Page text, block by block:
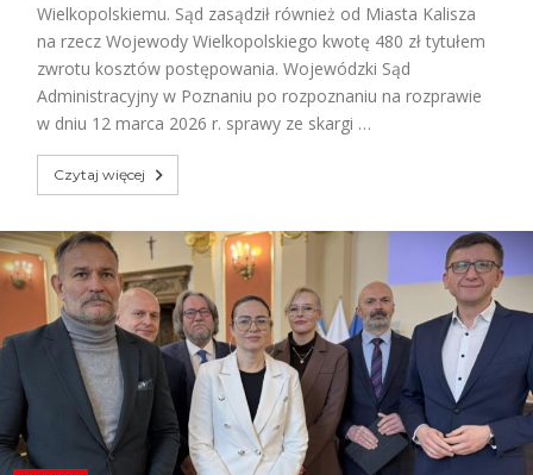
Wielkopolskiemu. Sąd zasądził również od Miasta Kalisza
na rzecz Wojewody Wielkopolskiego kwotę 480 zł tytułem
zwrotu kosztów postępowania. Wojewódzki Sąd
Administracyjny w Poznaniu po rozpoznaniu na rozprawie
w dniu 12 marca 2026 r. sprawy ze skargi …
Czytaj więcej